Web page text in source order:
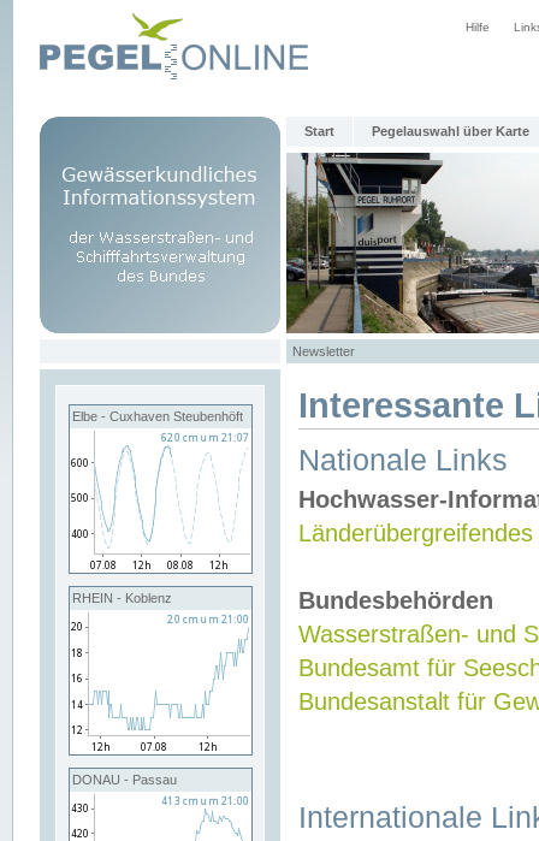
Hilfe
Start Pegelauswahl über Karte
Newsletter
Elbe - Cuxhaven Steubenhöft
RHEIN - Koblenz
DONAU - Passau
Interessante
Nationale Links
Hochwasser-
Bundesbehörden
Wasserstraßen- und
Bundesamt für
Bundesanstalt für
Internationale